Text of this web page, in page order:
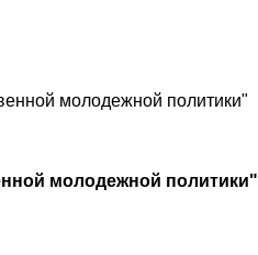
молодежной политики"
молодежной политики"